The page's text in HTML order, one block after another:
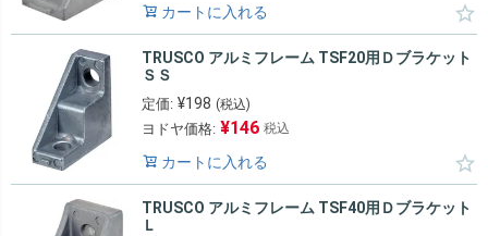
カートに入れる
TRUSCO アルミフレーム TSF20用Ｄブラケット
ＳＳ
定価: ¥198 (税込)
ヨドヤ価格: ¥146 税込
カートに入れる
TRUSCO アルミフレーム TSF40用Ｄブラケット
Ｌ